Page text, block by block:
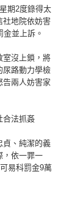
期2度錄得太
社地院依妨害
並上訴。
室沒上鎖，將
尿路動力學檢
告兩人妨害家
合法抓姦
貞、純潔的義
，依一罪一
易科罰金9萬